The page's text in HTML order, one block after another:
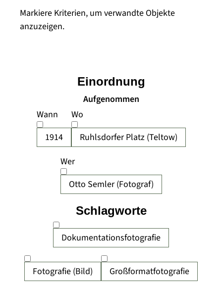
Markiere Kriterien, um verwandte Objekte
anzuzeigen.
Aufgenommen
Wann
1914
Wo
Ruhlsdorfer Platz (Teltow)
Wer
Otto Semler (Fotograf)
Dokumentationsfotografie
Fotografie (Bild) Großformatfotografie
Einordnung
Schlagworte